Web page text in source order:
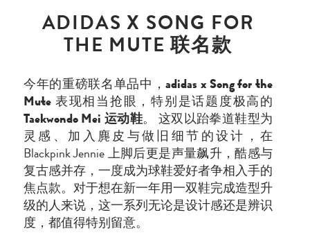
ADIDAS X SONG FOR
THE MUTE 联名款
今年的重磅联名单品中，adidas x Song for the
Mute 表现相当抢眼，特别是话题度极高的
Taekwondo Mei 运动鞋。 这双以跆拳道鞋型为
灵感、加入麂皮与做旧细节的设计，在
Blackpink Jennie 上脚后更是声量飙升，酷感与
复古感并存，一度成为球鞋爱好者争相入手的
焦点款。对于想在新一年用一双鞋完成造型升
级的人来说，这一系列无论是设计感还是辨识
度，都值得特别留意。